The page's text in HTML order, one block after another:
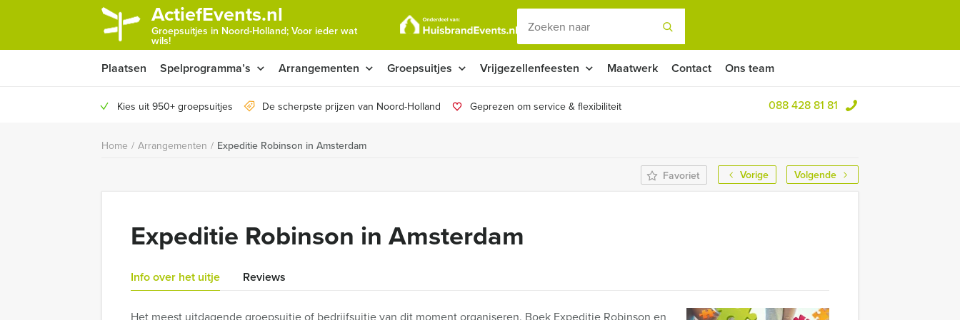
ActiefEvents.nl
Groepsuitjes in Noord-Holland; Voor ieder wat
wils!
Plaatsen Spelprogramma’s Arrangementen Groepsuitjes Vrijgezellenfeesten Maatwerk Contact Ons team
Kies uit 950+ groepsuitjes De scherpste prijzen van Noord-Holland Geprezen om service & flexibiliteit 088 428 81 81
Home / Arrangementen / Expeditie Robinson in Amsterdam
Vorige Volgende
Favoriet
Expeditie Robinson in Amsterdam
Info over het uitje Reviews
Het meest uitdagende groepsuitje of bedrijfsuitje van dit moment organiseren. Boek Expeditie Robinson en